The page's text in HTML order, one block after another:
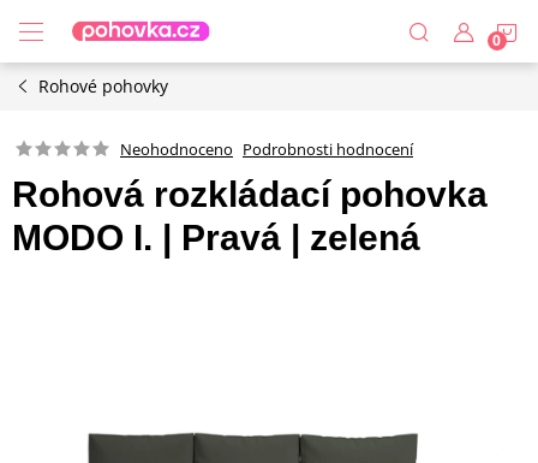
obsah
Rohové pohovky
Neohodnoceno Podrobnosti hodnocení
Rohová rozkládací pohovka
MODO I. | Pravá | zelená